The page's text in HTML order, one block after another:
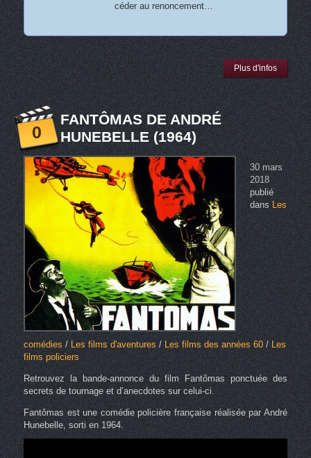
céder au renoncement…
Plus d'infos
0
FANTÔMAS DE ANDRÉ
HUNEBELLE (1964)
30 mars
2018
publié
dansLes
comédies/Les films d'aventures/ Les films des années 60/Les
films policiers
Retrouvez la bande-annonce du film Fantômas ponctuée des
secrets de tournage et d’anecdotes sur celui-ci.
Fantômas est une comédie policière française réalisée par André
Hunebelle, sorti en 1964.